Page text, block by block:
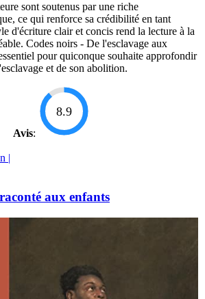
sont soutenus par une riche
ce qui renforce sa crédibilité en tant
d'écriture clair et concis rend la lecture à la
Codes noirs - De l'esclavage aux
pour quiconque souhaite approfondir
et de son abolition.
Avis:
8.9
|
aux enfants